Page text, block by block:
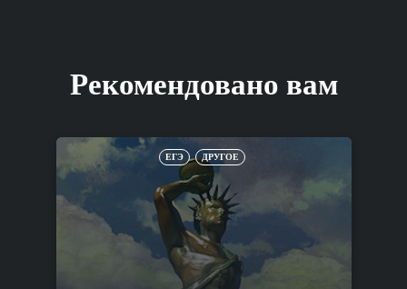
Рекомендовано вам
ЕГЭ ДРУГОЕ